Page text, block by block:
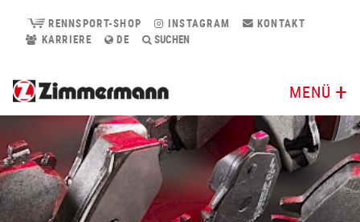
RENNSPORT-SHOP INSTAGRAM
KONTAKT
KARRIERE
DE SUCHEN
MENÜ